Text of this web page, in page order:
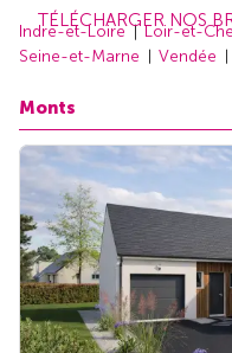
TÉLÉCHARGER NOS
Indre-et-Loire Loir-et-
Seine-et-Marne
Vendée
Monts